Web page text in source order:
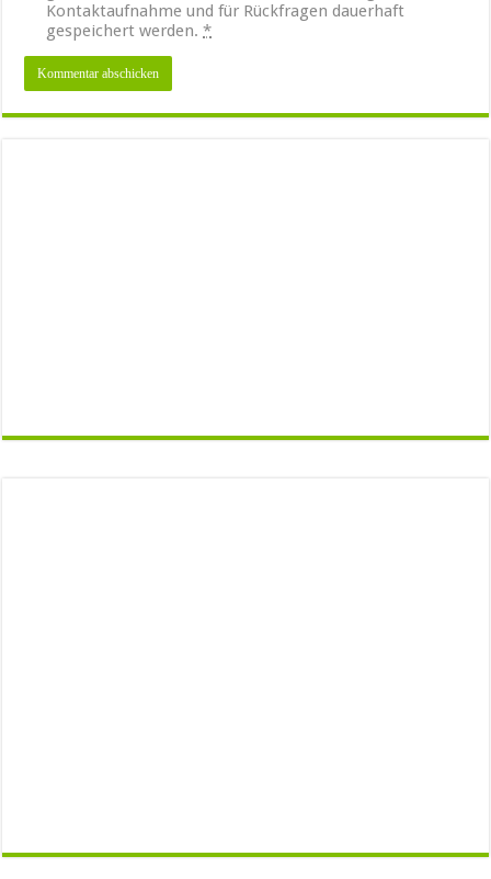
Kontaktaufnahme und für Rückfragen dauerhaft
gespeichert werden.*